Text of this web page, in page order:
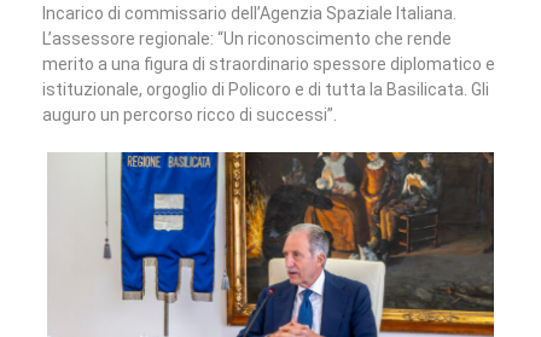
Incarico di commissario dell’Agenzia Spaziale Italiana.
L’assessore regionale: “Un riconoscimento che rende
merito a una figura di straordinario spessore diplomatico e
istituzionale, orgoglio di Policoro e di tutta la Basilicata. Gli
auguro un percorso ricco di successi”.